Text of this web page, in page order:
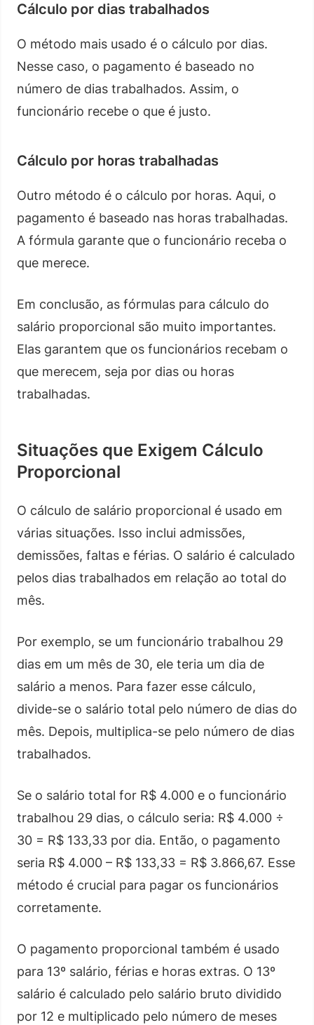
Cálculo por dias trabalhados
O método mais usado é o cálculo por dias.
Nesse caso, o pagamento é baseado no
número de dias trabalhados. Assim, o
funcionário recebe o que é justo.
Cálculo por horas trabalhadas
Outro método é o cálculo por horas. Aqui, o
pagamento é baseado nas horas trabalhadas.
A fórmula garante que o funcionário receba o
que merece.
Em conclusão, as fórmulas para cálculo do
salário proporcional são muito importantes.
Elas garantem que os funcionários recebam o
que merecem, seja por dias ou horas
trabalhadas.
Situações que Exigem Cálculo
Proporcional
O cálculo de salário proporcional é usado em
várias situações. Isso inclui admissões,
demissões, faltas e férias. O salário é calculado
pelos dias trabalhados em relação ao total do
mês.
Por exemplo, se um funcionário trabalhou 29
dias em um mês de 30, ele teria um dia de
salário a menos. Para fazer esse cálculo,
divide-se o salário total pelo número de dias do
mês. Depois, multiplica-se pelo número de dias
trabalhados.
Se o salário total for R$ 4.000 e o funcionário
trabalhou 29 dias, o cálculo seria: R$ 4.000 ÷
30 = R$ 133,33 por dia. Então, o pagamento
seria R$ 4.000 – R$ 133,33 = R$ 3.866,67. Esse
método é crucial para pagar os funcionários
corretamente.
O pagamento proporcional também é usado
para 13º salário, férias e horas extras. O 13º
salário é calculado pelo salário bruto dividido
por 12 e multiplicado pelo número de meses